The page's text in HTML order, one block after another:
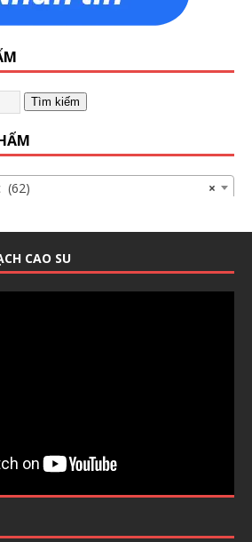
Tìm kiếm
×
CAO SU